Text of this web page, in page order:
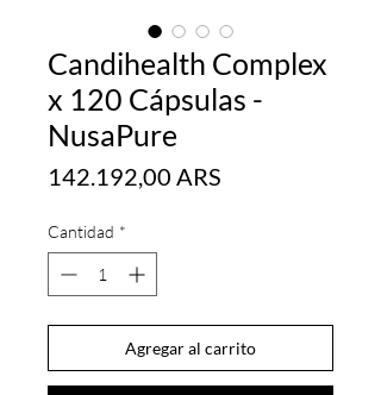
Candihealth Complex
x 120 Cápsulas -
NusaPure
142.192,00 ARS
Cantidad *
Agregar al carrito